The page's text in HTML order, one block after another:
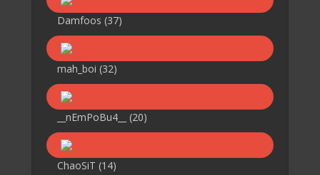
Damfoos (37)
mah_boi (32)
__nEmPoBu4__ (20)
ChaoSiT (14)